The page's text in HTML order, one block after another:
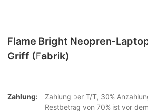
Flame Bright Neopren-
Griff (Fabrik)
Zahlung:
Zahlung per T/T, 30%
Restbetrag von 70% ist vor